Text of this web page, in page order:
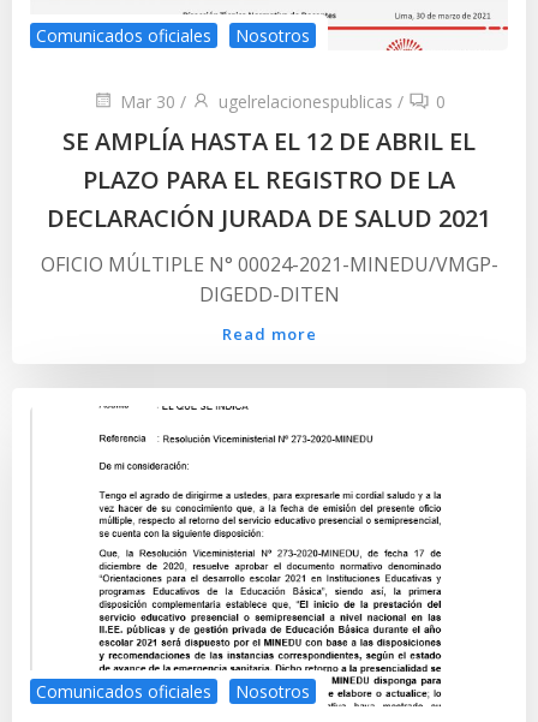
Comunicados oficiales Nosotros
Mar 30 / ugelrelacionespublicas / 0
SE AMPLÍA HASTA EL 12 DE ABRIL EL
PLAZO PARA EL REGISTRO DE LA
DECLARACIÓN JURADA DE SALUD 2021
OFICIO MÚLTIPLE N° 00024-2021-MINEDU/VMGP-
DIGEDD-DITEN
Read more
Comunicados oficiales Nosotros